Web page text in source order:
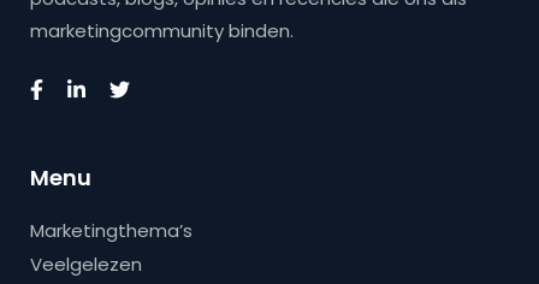
marketingcommunity binden.
Menu
Marketingthema’s
Veelgelezen